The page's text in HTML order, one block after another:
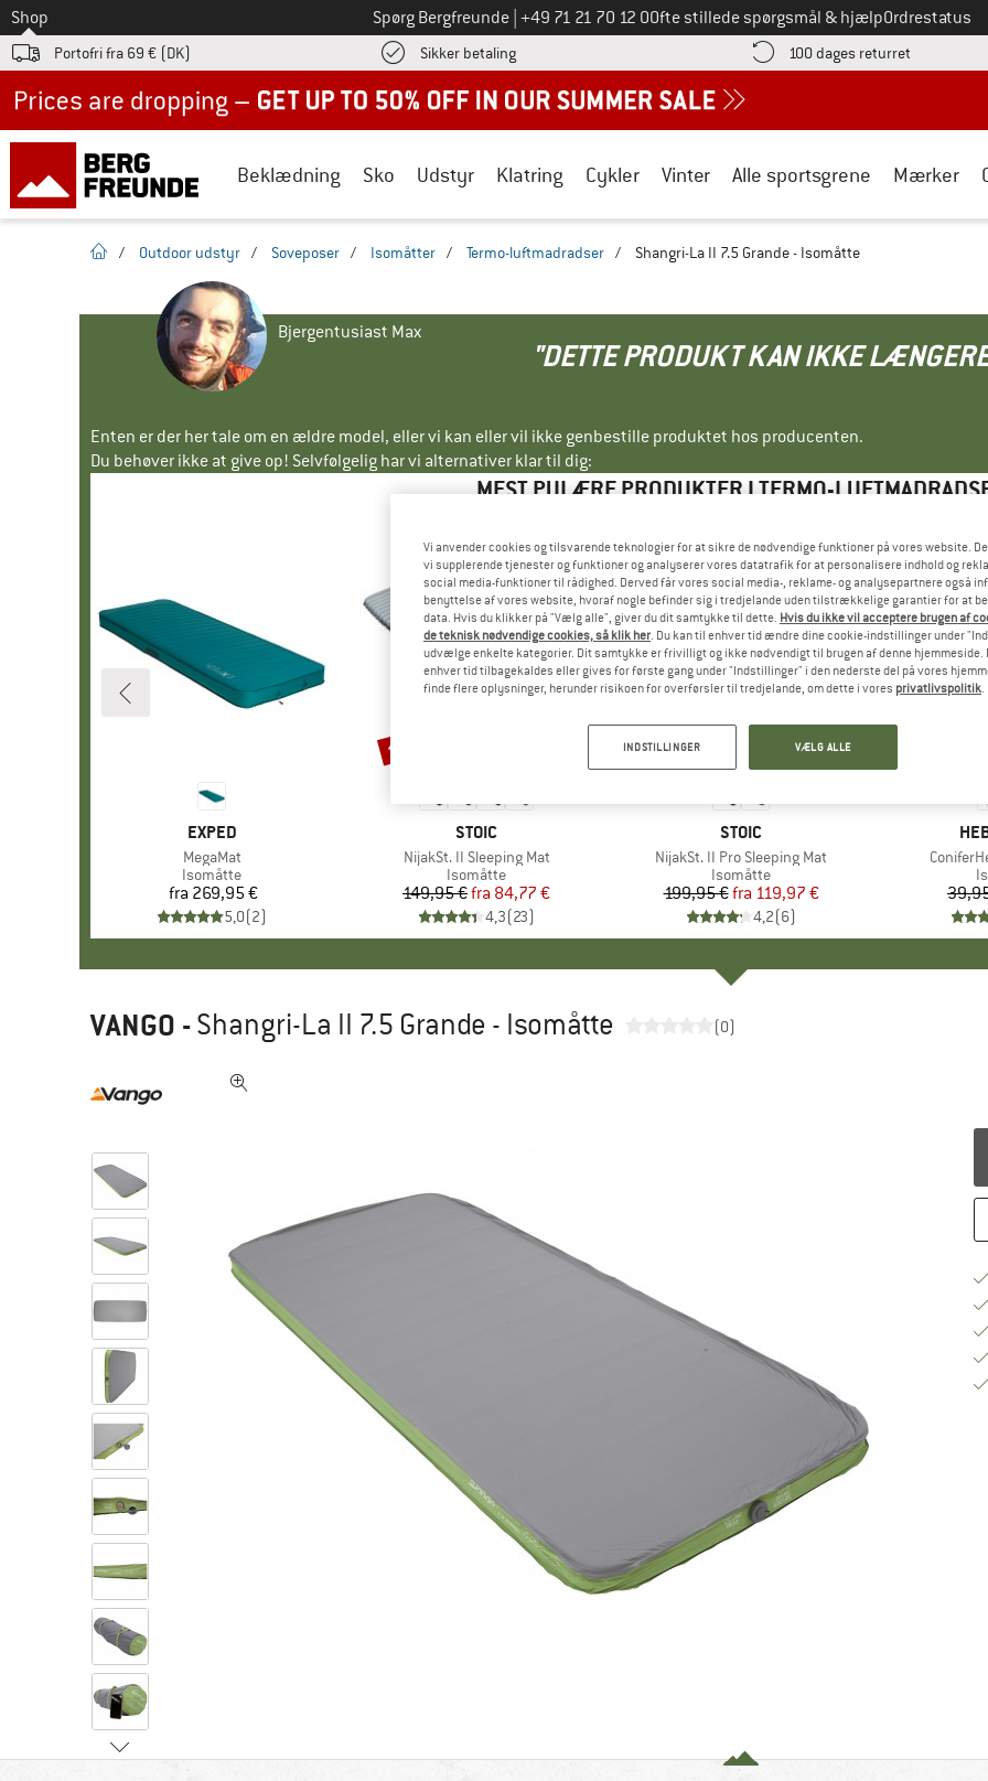
Til
Shop Spørg Bergfreunde Ring til os på
+49 71 21 70 12 0Ofte stillede spørgsmål & hjælpOrdrestatus
Portofri fra 69 € (DK) Sikker betalingFind betalingsoplysningerne her! Åbnes i en infoboks
100 dages returret Gå til
Beklædning Sko Udstyr Klatring Cykler Vinter Alle sportsgrene Mærker
Hjemmeside
/ Outdoor udstyr / Soveposer / Isomåtter / Termo-luftmadradser / Shangri-La II 7.5 Grande - Isomåtte
Bjergentusiast Max
"DETTE PRODUKT KAN IKKE
Enten er der her tale om en ældre model, eller vi kan eller vil ikke genbestille produktet hos producenten.
Du behøver ikke at give op! Selvfølgelig har vi alternativer klar til dig:
MEST PULÆRE PRODUKTER I TERMO-
MÆRKE
EXPED
Artikel
MegaMat
Produktgruppe
Isomåtte
Pris
fra 269,95 €
5,0(2)
MÆRKE
STOIC
Artikel
NijakSt. II Sleeping Mat
Produktgruppe
Isomåtte
Pris
149,95 € Nedsat pris
fra 84,77 €
4,3(23)
Rabat
til 47%
MÆRKE
STOIC
Artikel
NijakSt. II Pro Sleeping Mat
Produktgruppe
Isomåtte
Pris
199,95 € Nedsat pris
fra 119,97 €
4,2(6)
Rabat
til 40%
Artikel
VANGO -Shangri-La II 7.5 Grande - Isomåtte (0)
Vi anvender cookies og tilsvarende teknologier for at sikre de nødvendige funktioner på vores website.
vi supplerende tjenester og funktioner og analyserer vores datatrafik for at personalisere indhold og
social media-funktioner til rådighed. Derved får vores social media-, reklame- og analysepartnere også
benyttelse af vores website, hvoraf nogle befinder sig i tredjelande uden tilstrækkelige garantier for at
data. Hvis du klikker på "Vælg alle", giver du dit samtykke til dette. Hvis du ikke vil acceptere brugen af
de teknisk nødvendige cookies, så klik her. Du kan til enhver tid ændre dine cookie-indstillinger under
udvælge enkelte kategorier. Dit samtykke er frivilligt og ikke nødvendigt til brugen af denne hjemmeside.
enhver tid tilbagekaldes eller gives for første gang under "Indstillinger" i den nederste del på vores
finde flere oplysninger, herunder risikoen for overførsler til tredjelande, om dette i vores privatlivspolitik.
INDSTILLINGER VÆLG ALLE